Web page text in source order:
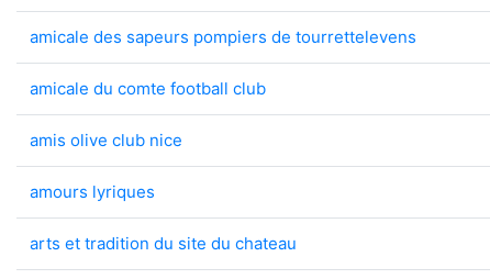
amicale des sapeurs pompiers de tourrettelevens
amicale du comte football club
amis olive club nice
amours lyriques
arts et tradition du site du chateau